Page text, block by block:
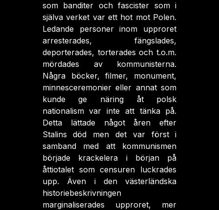
som banditer och fascister som i
själva verket var ett hot mot Polen.
Ledande personer inom upproret
arresterades, fängslades,
deporterades, torterades och t.o.m.
mördades av kommunisterna.
Några böcker, filmer, monument,
minnesceremonier eller annat som
kunde ge näring åt polsk
nationalism var inte att tänka på.
Detta lättade något åren efter
Stalins död men det var först i
samband med att kommunismen
började krackelera i början på
åttiotalet som censuren luckrades
upp. Även i den västerländska
historiebeskrivningen
marginaliserades upproret, mer